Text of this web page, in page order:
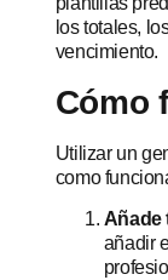
los totales,
vencimiento.
Cómo
Utilizar un
como
Añade
añadir